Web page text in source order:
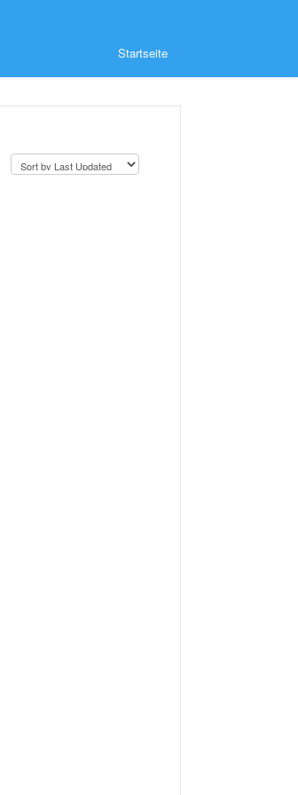
Startseite